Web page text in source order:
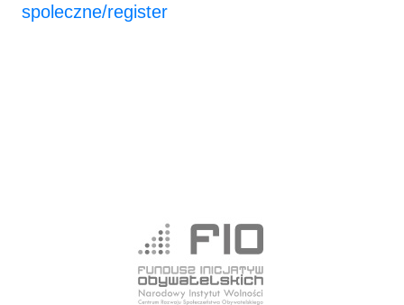
spoleczne/register